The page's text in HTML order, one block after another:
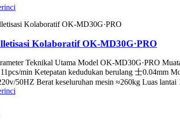
Kolaboratif OK-MD30G·PRO
Teknikal Utama Model OK-MD30G·PRO
min Ketepatan kedudukan berulang 士0.04mm
50HZ Berat keseluruhan mesin ≈260kg Luas